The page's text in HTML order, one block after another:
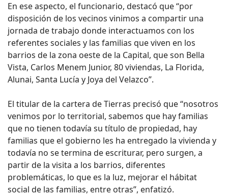
En ese aspecto, el funcionario, destacó que “por
disposición de los vecinos vinimos a compartir una
jornada de trabajo donde interactuamos con los
referentes sociales y las familias que viven en los
barrios de la zona oeste de la Capital, que son Bella
Vista, Carlos Menem Junior, 80 viviendas, La Florida,
Alunai, Santa Lucía y Joya del Velazco”.
El titular de la cartera de Tierras precisó que “nosotros
venimos por lo territorial, sabemos que hay familias
que no tienen todavía su título de propiedad, hay
familias que el gobierno les ha entregado la vivienda y
todavía no se termina de escriturar, pero surgen, a
partir de la visita a los barrios, diferentes
problemáticas, lo que es la luz, mejorar el hábitat
social de las familias, entre otras”, enfatizó.